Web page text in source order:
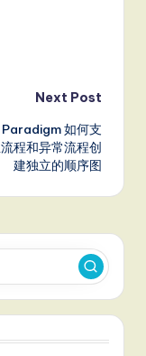
Next Post
如何支
程和异常流程创
建独立的顺序图